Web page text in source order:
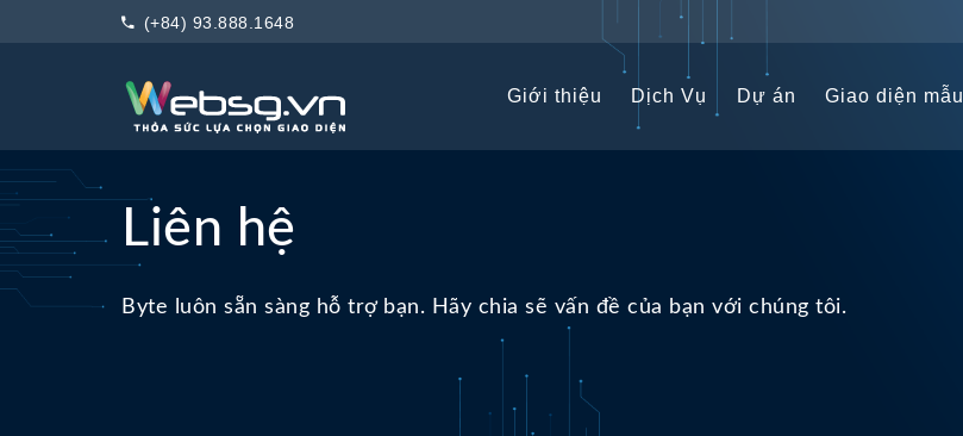
(+84) 93.888.1648
Giới thiệu Dịch Vụ Dự án Giao diện mẫu
Liên hệ
Byte luôn sẵn sàng hỗ trợ bạn. Hãy chia sẽ vấn đề của bạn với chúng tôi.